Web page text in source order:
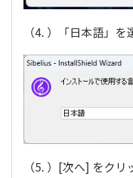
（4. ）「日本語」
（5. ）[次へ] をクリ